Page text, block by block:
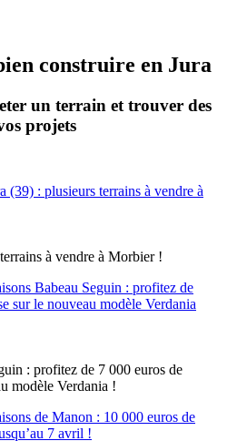
construire en Jura
un terrain et trouver des
projets
à vendre à Morbier !
: profitez de 7 000 euros de
modèle Verdania !